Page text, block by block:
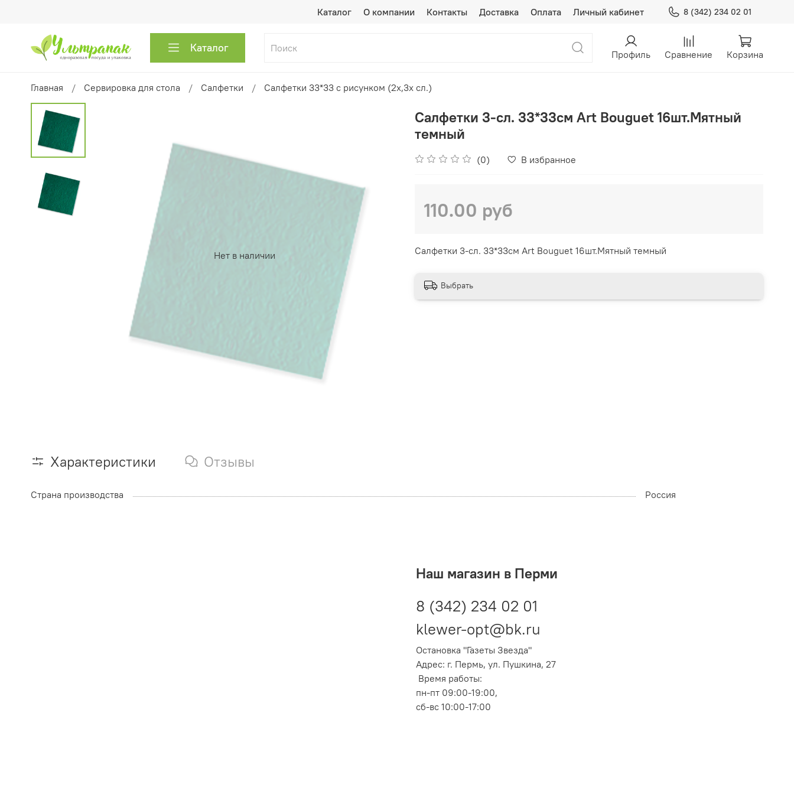
Каталог О компании Контакты Доставка Оплата Личный кабинет 8 (342) 234 02 01
Каталог Профиль Сравнение Корзина
Главная Сервировка для стола Салфетки Салфетки 33*33 с рисунком (2х,3х сл.)
Нет в наличии
Салфетки 3-сл. 33*33см Art Bouguet 16шт.Мятный
темный
(0) В избранное
110.00 руб
Салфетки 3-сл. 33*33см Art Bouguet 16шт.Мятный темный
Выбрать
Характеристики Отзывы
Страна производства Россия
Наш магазин в Перми
8 (342) 234 02 01
klewer-opt@bk.ru
Остановка "Газеты Звезда"
Адрес: г. Пермь, ул. Пушкина, 27
Время работы:
пн-пт 09:00-19:00,
сб-вс 10:00-17:00